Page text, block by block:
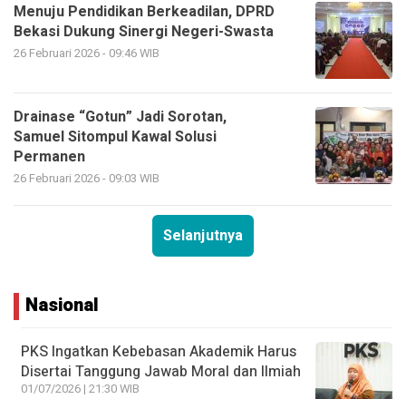
Menuju Pendidikan Berkeadilan, DPRD
Bekasi Dukung Sinergi Negeri-Swasta
26 Februari 2026 - 09:46 WIB
Drainase “Gotun” Jadi Sorotan,
Samuel Sitompul Kawal Solusi
Permanen
26 Februari 2026 - 09:03 WIB
Selanjutnya
Nasional
PKS Ingatkan Kebebasan Akademik Harus
Disertai Tanggung Jawab Moral dan Ilmiah
01/07/2026 | 21:30 WIB